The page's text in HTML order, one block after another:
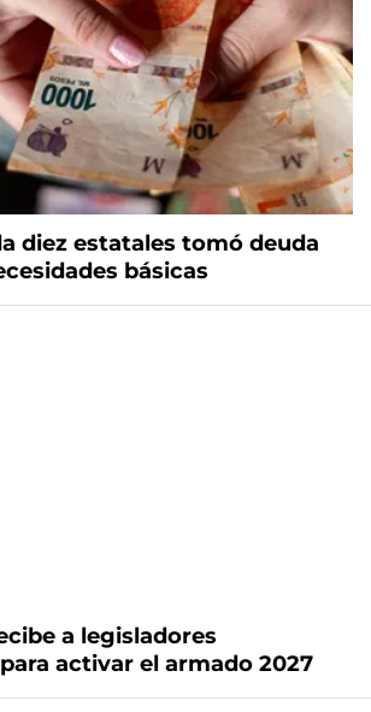
diez estatales tomó deuda
básicas
a legisladores
activar el armado 2027